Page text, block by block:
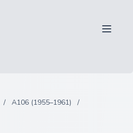
Anmelden
/ A106 (1955–1961)
/